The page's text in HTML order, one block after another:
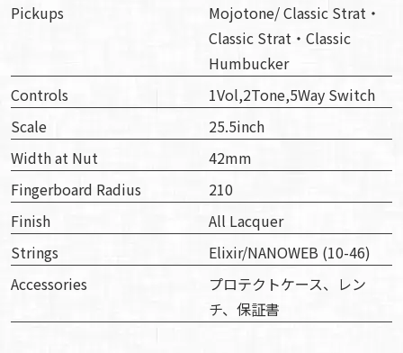
Pickups
Mojotone/ Classic Strat・
Classic Strat・Classic
Humbucker
Controls
1Vol,2Tone,5Way Switch
Scale
25.5inch
Width at Nut
42mm
Fingerboard Radius
210
Finish
All Lacquer
Strings
Elixir/NANOWEB (10-46)
Accessories
プロテクトケース、レン
チ、保証書